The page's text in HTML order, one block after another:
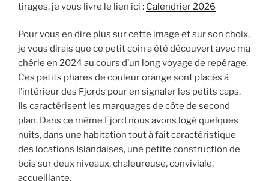
tirages, je vous livre le lien ici : Calendrier 2026
Pour vous en dire plus sur cette image et sur son choix,
je vous dirais que ce petit coin a été découvert avec ma
chérie en 2024 au cours d’un long voyage de repérage.
Ces petits phares de couleur orange sont placés à
l’intérieur des Fjords pour en signaler les petits caps.
Ils caractérisent les marquages de côte de second
plan. Dans ce même Fjord nous avons logé quelques
nuits, dans une habitation tout à fait caractéristique
des locations Islandaises, une petite construction de
bois sur deux niveaux, chaleureuse, conviviale,
accueillante.